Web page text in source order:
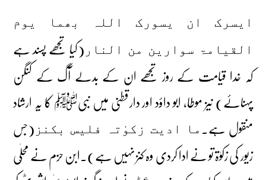
ایسرک ان یسورک اللہ بھما یوم
القیامۃ سوارین من النار (کیا تجھے پسند ہے
کہ خدا قیامت کے روز تجھے ان کے بدلے آگ کے کنگن
پہنائے) نیز موطا، ابو داؤد اور دارقطنی میں نبیﷺ کا یہ ارشاد
منقول ہے۔ ما ادیت زکوٰتہ فلیس بکنز (جس
زیور کی زکوٰۃ تو نے ادا کردی وہ کنز نہیں ہے)۔ابن حزم نے محلّٰی